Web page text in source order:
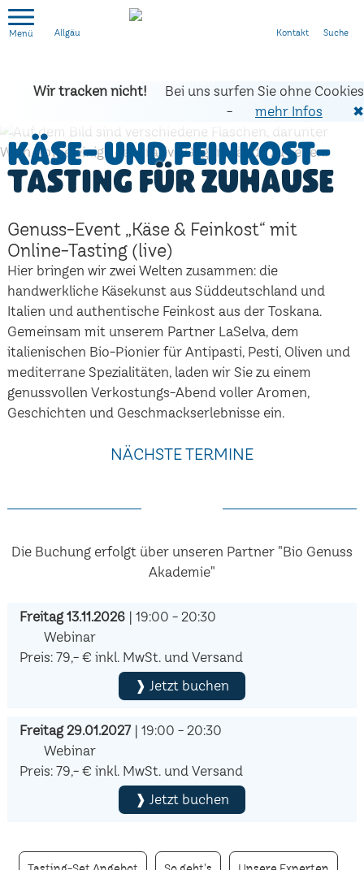
Allgäu
Wir tracken nicht!
Bei uns surfen Sie ohne Cookies
-
mehr Infos ✖
Käse- und Feinkost-
Tasting für zuhause
Genuss-Event „Käse & Feinkost“ mit
Online-Tasting (live)
Hier bringen wir zwei Welten zusammen: die
handwerkliche Käsekunst aus Süddeutschland und
Italien und authentische Feinkost aus der Toskana.
Gemeinsam mit unserem Partner LaSelva, dem
italienischen Bio-Pionier für Antipasti, Pesti, Oliven und
mediterrane Spezialitäten, laden wir Sie zu einem
genussvollen Verkostungs-Abend voller Aromen,
Geschichten und Geschmackserlebnisse ein.
NÄCHSTE TERMINE
Die Buchung erfolgt über unseren Partner "Bio Genuss
Akademie"
Freitag 13.11.2026| 19:00 - 20:30
Webinar
Preis: 79,- € inkl. MwSt. und Versand
❱ Jetzt buchen
Freitag 29.01.2027| 19:00 - 20:30
Webinar
Preis: 79,- € inkl. MwSt. und Versand
❱ Jetzt buchen